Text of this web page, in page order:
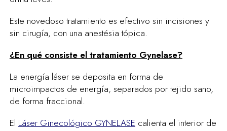
Este novedoso tratamiento es efectivo sin incisiones y
sin cirugía, con una anestésia tópica.
¿En qué consiste el tratamiento Gynelase?
La energía láser se deposita en forma de
microimpactos de energía, separados por tejido sano,
de forma fraccional.
El Láser Ginecológico GYNELASE calienta el interior de